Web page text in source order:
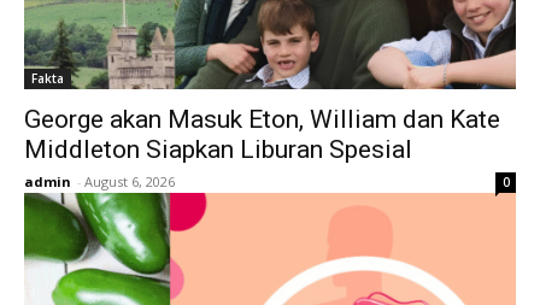
Fakta
George akan Masuk Eton, William dan Kate
Middleton Siapkan Liburan Spesial
admin - August 6, 2026 0